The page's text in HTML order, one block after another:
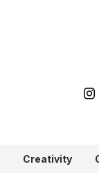
Creativity